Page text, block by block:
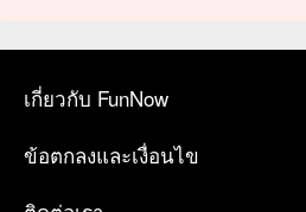
เกี่ยวกับ FunNow
ข้อตกลงและเงื่อนไข